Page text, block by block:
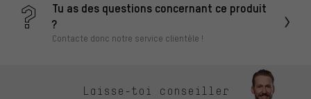
Tu as des questions concernant ce produit
?
Contacte donc notre service clientèle !
Laisse-toi conseiller